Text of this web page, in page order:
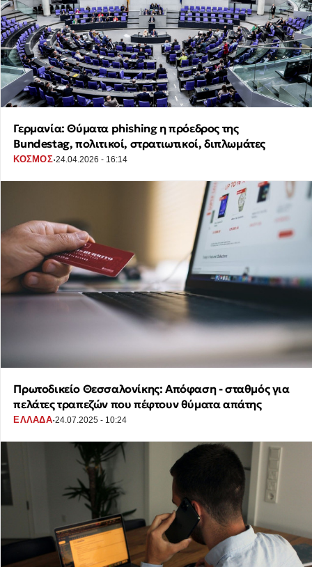
Γερμανία: Θύματα phishing η πρόεδρος της
Bundestag, πολιτικοί, στρατιωτικοί, διπλωμάτες
ΚΟΣΜΟΣ·24.04.2026 - 16:14
Πρωτοδικείο Θεσσαλονίκης: Απόφαση - σταθμός για
πελάτες τραπεζών που πέφτουν θύματα απάτης
ΕΛΛΑΔΑ·24.07.2025 - 10:24